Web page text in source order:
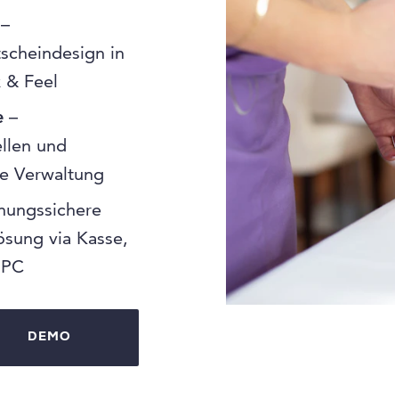
in
& Feel
–
und
Verwaltung
via Kasse,
DEMO